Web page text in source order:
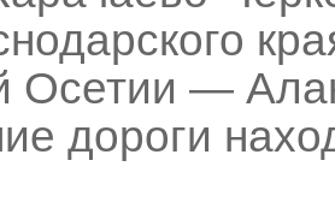
Осетии —
дороги